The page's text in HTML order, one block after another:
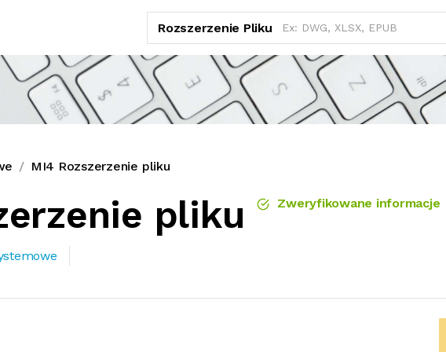
Rozszerzenie Pliku
MI4 Rozszerzenie pliku
pliku Zweryfikowane informacje